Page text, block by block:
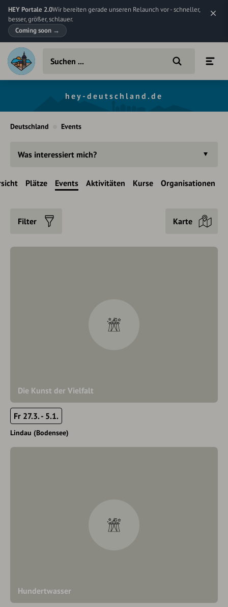
HEY Portale 2.0Wir bereiten gerade unseren Relaunch vor - schneller,
besser, größer, schlauer.
Coming soon →
hey-deutschland.de
Deutschland Events
Was interessiert mich?
Plätze Events Aktivitäten Kurse Organisationen
Filter Karte
Die Kunst der Vielfalt
Fr 27.3. - 5.1.
Lindau (Bodensee)
Hundertwasser